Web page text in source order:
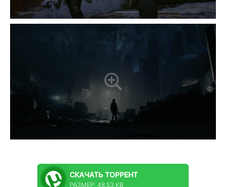
СКАЧАТЬ ТОРРЕНТ
РАЗМЕР: 48.53 KB